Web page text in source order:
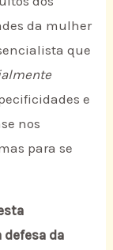
da mulher
que
e
nos
para se
da